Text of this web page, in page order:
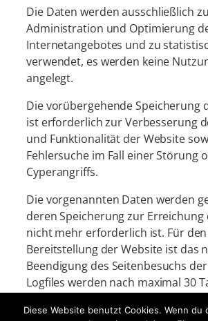
Die Daten werden ausschließlich
Administration und Optimierung
Internetangebotes und zu
verwendet, es werden keine
angelegt.
Die vorübergehende Speicherung
ist erforderlich zur Verbesserung
und Funktionalität der Website
Fehlersuche im Fall einer Störung
Cyperangriffs.
Die vorgenannten Daten werden
deren Speicherung zur Erreichung
nicht mehr erforderlich ist. Für
Bereitstellung der Website ist das
Beendigung des Seitenbesuchs
Logfiles werden nach maximal 30
Diese Website benutzt Cookies. Wenn du